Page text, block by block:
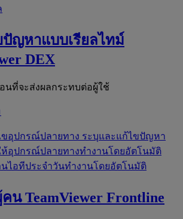
ปัญหาแบบเรียลไทม์
DEX
นที่จะส่งผลกระทบต่อผู้ใช้
ขอุปกรณ์ปลายทาง ระบุและแก้ไขปัญหา
ห้อุปกรณ์ปลายทางทำงานโดยอัตโนมัติ
นไอทีประจำวันทำงานโดยอัตโนมัติ
คน TeamViewer Frontline